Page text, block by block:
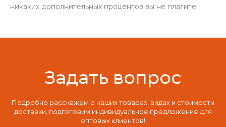
никаких дополнительных процентов вы не платите.
Задать вопрос
Подробно расскажем о наших товарах, видах и стоимости
доставки, подготовим индивидуальное предложение для
оптовых клиентов!